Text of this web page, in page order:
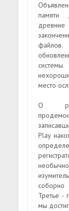
памяти
место
О
Play
соборно
Третье -
мы